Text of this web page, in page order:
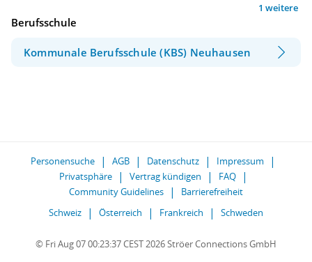
1 weitere
Berufsschule
Kommunale Berufsschule (KBS) Neuhausen
Personensuche AGB Datenschutz
Impressum
Privatsphäre
Vertrag kündigen
FAQ
Community Guidelines
Barrierefreiheit
Schweiz
Österreich Frankreich Schweden
© Fri Aug 07 00:23:37 CEST 2026 Ströer Connections GmbH